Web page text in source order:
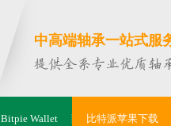
中高端轴承一站式服
Bitpie Wallet 比特派苹果下载